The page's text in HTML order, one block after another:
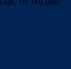
TP. Thủ Dầu